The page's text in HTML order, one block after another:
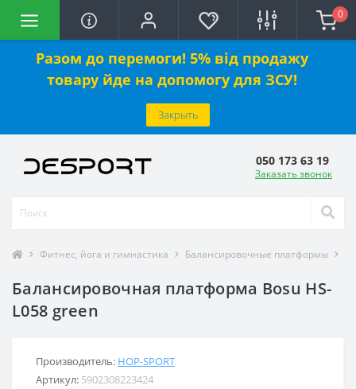
Разом до перемоги! 5% від продажу
товару йде на допомогу для ЗСУ!
Закрыть
0
050 173 63 19
Заказать звонок
Фитнес, йога и гимнастика Балансировочные платформы
Балансировочная платформа Bosu HS-
L058 green
Производитель: HOP-SPORT
Артикул: 5902308223424